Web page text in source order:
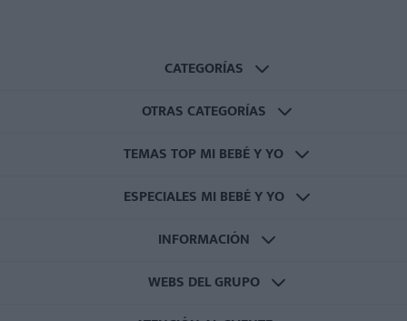
CATEGORÍAS
OTRAS CATEGORÍAS
TEMAS TOP MI BEBÉ Y YO
ESPECIALES MI BEBÉ Y YO
INFORMACIÓN
WEBS DEL GRUPO